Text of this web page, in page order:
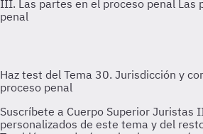
III. Las partes en el proceso penal Las
penal